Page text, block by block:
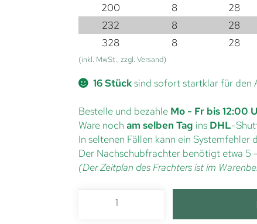
200
8 28
232
8 28
328
8 28
(inkl. MwSt., zzgl. Versand)
16 Stücksind sofort startklar für den
Bestelle und bezahle Mo - Fr bis 12:00
Ware noch am selben Tag ins DHL-
In seltenen Fällen kann ein Systemfehler
Der Nachschubfrachter benötigt etwa 5
(Der Zeitplan des Frachters ist im